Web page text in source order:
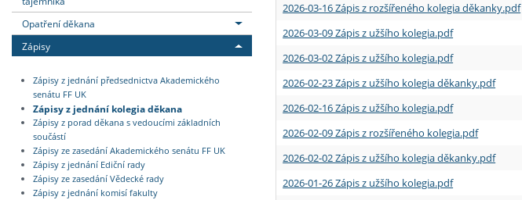
Opatření děkana
Zápisy
Zápisy z jednání předsednictva Akademického
senátu FF UK
Zápisy z jednání kolegia děkana
Zápisy z porad děkana s vedoucími základních
součástí
Zápisy ze zasedání Akademického senátu FF UK
Zápisy z jednání Ediční rady
Zápisy ze zasedání Vědecké rady
Zápisy z jednání komisí fakulty
2026-03-16 Zápis z rozšířeného kolegia děkanky.pdf
2026-03-09 Zápis z užšího kolegia.pdf
2026-03-02 Zápis z užšího kolegia.pdf
2026-02-23 Zápis z užšího kolegia děkanky.pdf
2026-02-16 Zápis z užšího kolegia.pdf
2026-02-09 Zápis z rozšířeného kolegia.pdf
2026-02-02 Zápis z užšího kolegia děkanky.pdf
2026-01-26 Zápis z užšího kolegia.pdf